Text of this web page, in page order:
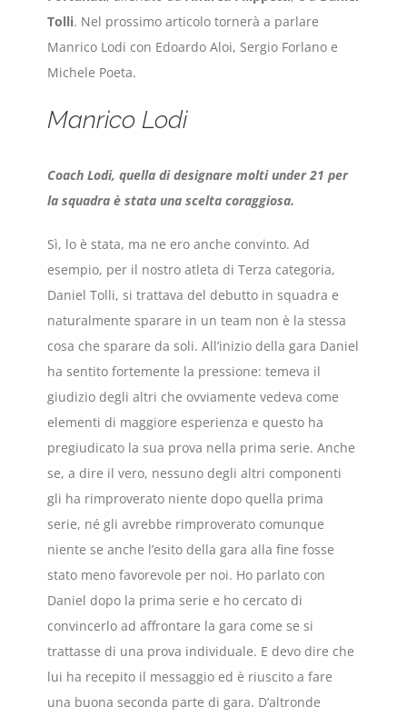
Tolli. Nel prossimo articolo tornerà a parlare
Manrico Lodi con Edoardo Aloi, Sergio Forlano e
Michele Poeta.
Manrico Lodi
Coach Lodi, quella di designare molti under 21 per
la squadra è stata una scelta coraggiosa.
Sì, lo è stata, ma ne ero anche convinto. Ad
esempio, per il nostro atleta di Terza categoria,
Daniel Tolli, si trattava del debutto in squadra e
naturalmente sparare in un team non è la stessa
cosa che sparare da soli. All’inizio della gara Daniel
ha sentito fortemente la pressione: temeva il
giudizio degli altri che ovviamente vedeva come
elementi di maggiore esperienza e questo ha
pregiudicato la sua prova nella prima serie. Anche
se, a dire il vero, nessuno degli altri componenti
gli ha rimproverato niente dopo quella prima
serie, né gli avrebbe rimproverato comunque
niente se anche l’esito della gara alla fine fosse
stato meno favorevole per noi. Ho parlato con
Daniel dopo la prima serie e ho cercato di
convincerlo ad affrontare la gara come se si
trattasse di una prova individuale. E devo dire che
lui ha recepito il messaggio ed è riuscito a fare
una buona seconda parte di gara. D’altronde